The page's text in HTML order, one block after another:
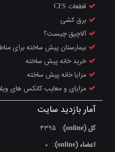
قطعات CFS
برق کشی
آلاچیق چیست؟
بیمارستان پیش ساخته برای
خرید خانه پیش ساخته
مزایا خانه پیش ساخته
مزایای و معایب کانکس‌ های
آمار بازدید سایت
کل (online) :
۴۳۹۵
اعضاء (online)
:
۰